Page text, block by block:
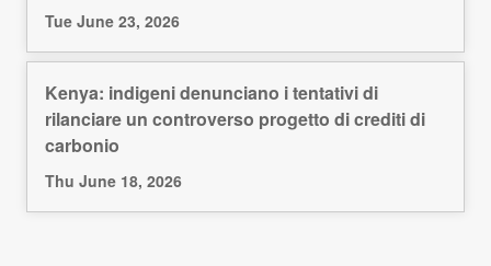
Tue June 23, 2026
Kenya: indigeni denunciano i tentativi di
rilanciare un controverso progetto di crediti di
carbonio
Thu June 18, 2026